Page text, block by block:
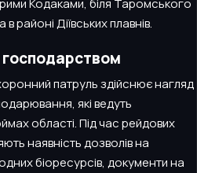
районі Діївських плавнів.
патруль здійснює нагляд
які ведуть
області. Під час рейдових
наявність дозволів на
біоресурсів, документи на